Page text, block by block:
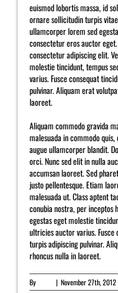
euismod lobortis massa, id
ornare sollicitudin turpis
ullamcorper lorem sed
consectetur eros auctor
consectetur adipiscing elit.
molestie tincidunt, tempus
varius. Fusce consequat
pulvinar. Aliquam erat
laoreet.
Aliquam commodo gravida
malesuada in commodo
augue ullamcorper blandit.
orci. Nunc sed elit in nulla
accumsan laoreet. Sed
justo pellentesque. Etiam
malesuada ut. Class aptent
conubia nostra, per inceptos
egestas eget molestie
ultricies auctor varius.
turpis adipiscing pulvinar.
rhoncus nulla in laoreet.
By | November 27th, 2012